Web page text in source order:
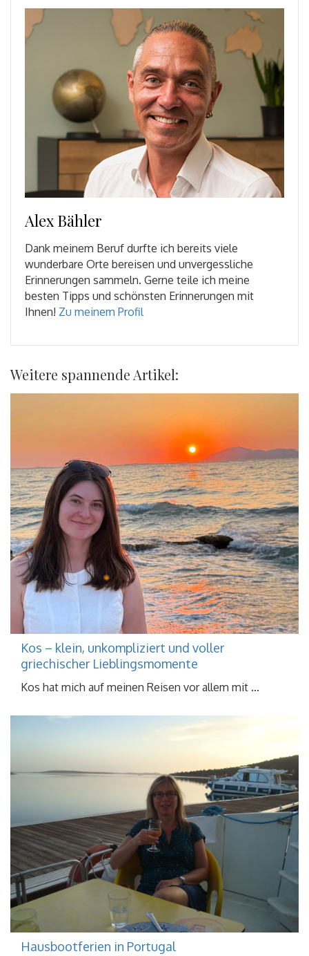
Alex Bähler
Dank meinem Beruf durfte ich bereits viele
wunderbare Orte bereisen und unvergessliche
Erinnerungen sammeln. Gerne teile ich meine
besten Tipps und schönsten Erinnerungen mit
Ihnen! Zu meinem Profil
Weitere spannende Artikel:
Kos – klein, unkompliziert und voller
griechischer Lieblingsmomente
Kos hat mich auf meinen Reisen vor allem mit ...
Hausbootferien in Portugal